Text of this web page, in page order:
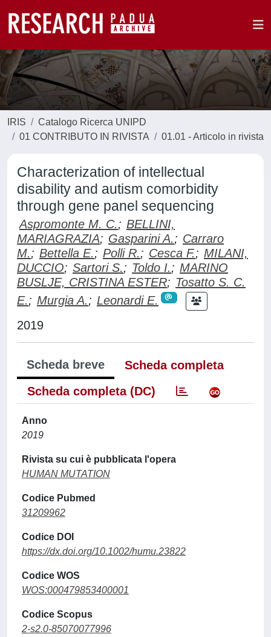
IRIS
Catalogo Ricerca UNIPD
01 CONTRIBUTO IN RIVISTA
01.01 - Articolo in rivista
Characterization of intellectual
disability and autism comorbidity
through gene panel sequencing
Aspromonte M. C.; BELLINI,
MARIAGRAZIA; Gasparini A.; Carraro
M.; Bettella E.; Polli R.; Cesca F.; MILANI,
DUCCIO; Sartori S.; Toldo I.; MARINO
BUSLJE, CRISTINA ESTER; Tosatto S. C.
E.; Murgia A.; Leonardi E.
2019
Scheda breve
Scheda completa
Scheda completa (DC)
Anno
2019
Rivista su cui è pubblicata l'opera
HUMAN MUTATION
Codice Pubmed
31209962
Codice DOI
https://dx.doi.org/10.1002/humu.23822
Codice WOS
WOS:000479853400001
Codice Scopus
2-s2.0-85070077996